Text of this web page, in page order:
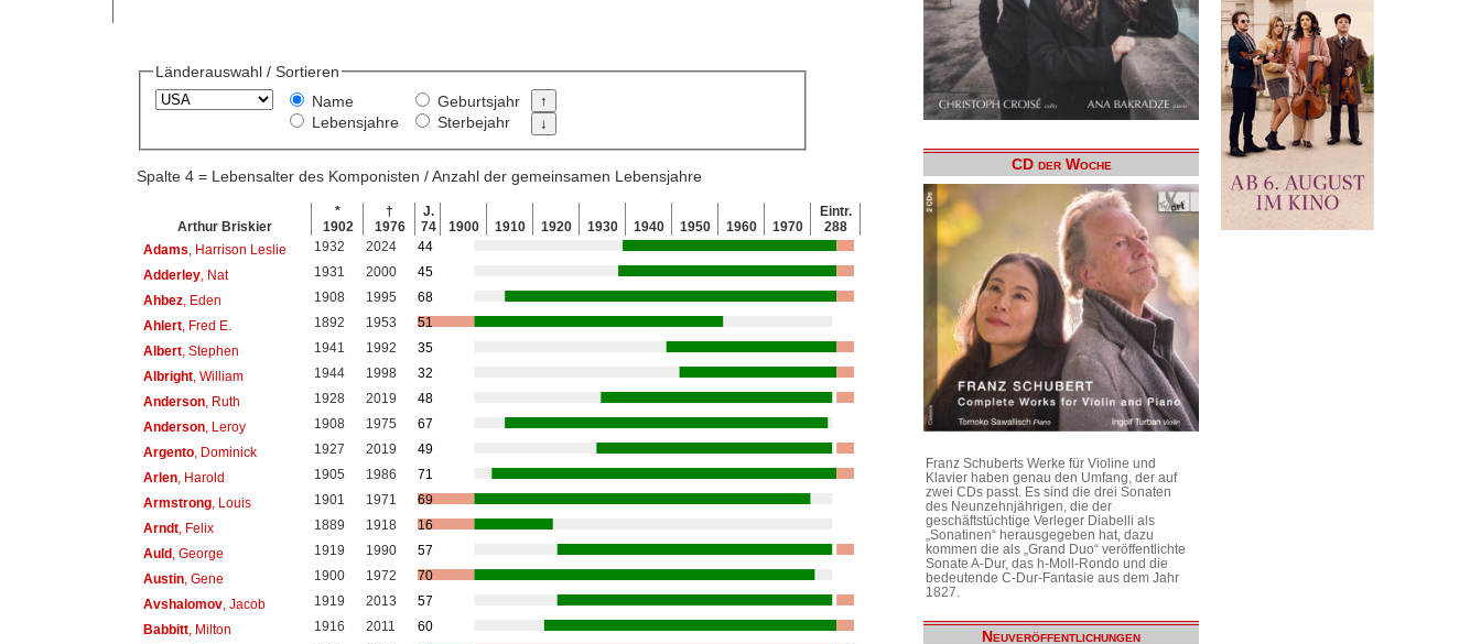
Länderauswahl / Sortieren
Name
Lebensjahre
Geburtsjahr
Sterbejahr
Spalte 4 = Lebensalter des Komponisten / Anzahl der gemeinsamen Lebensjahre
Arthur Briskier
*
1902
†
1976
J.
74
1900 1910 1920 1930 1940 1950 1960 1970
Eintr.
288
Adams , Harrison Leslie 1932 2024
44
Adderley, Nat 1931 2000
45
Ahbez, Eden 1908 1995
68
Ahlert, Fred E. 1892 1953
51
Albert, Stephen 1941 1992
35
Albright, William 1944 1998
32
Anderson, Ruth 1928 2019
48
Anderson, Leroy 1908 1975
67
Argento, Dominick 1927 2019
49
Arlen, Harold 1905 1986
71
Armstrong, Louis 1901 1971
69
Arndt, Felix 1889 1918
16
Auld, George 1919 1990
57
Austin, Gene 1900 1972
70
Avshalomov, Jacob 1919 2013
57
Babbitt, Milton 1916 2011
60
CD der Woche
Franz Schuberts Werke für Violine und
Klavier haben genau den Umfang, der auf
zwei CDs passt. Es sind die drei Sonaten
des Neunzehnjährigen, die der
geschäftstüchtige Verleger Diabelli als
„Sonatinen“ herausgegeben hat, dazu
kommen die als „Grand Duo“ veröffentlichte
Sonate A-Dur, das h-Moll-Rondo und die
bedeutende C-Dur-Fantasie aus dem Jahr
1827.
Neuveröffentlichungen